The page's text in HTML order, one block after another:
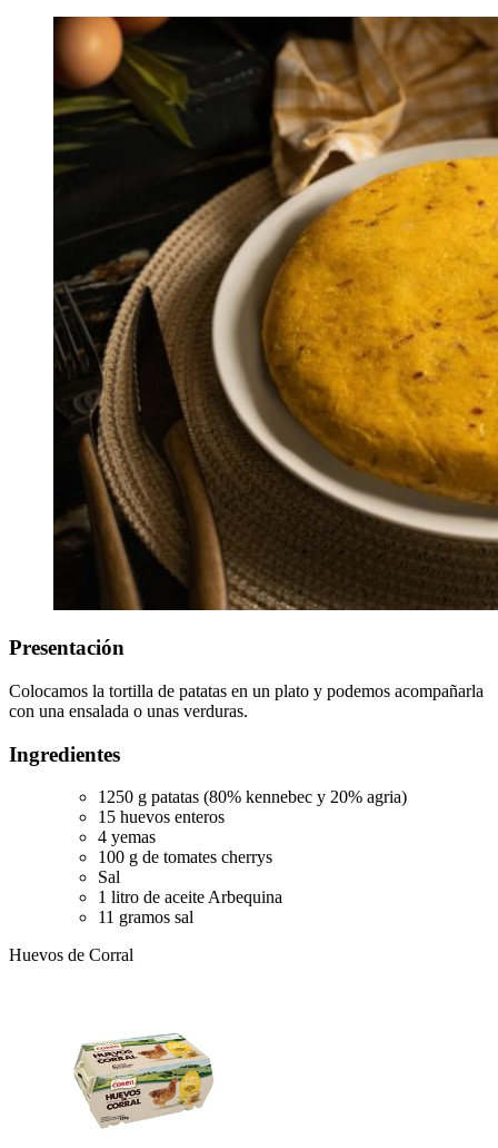
Presentación
Colocamos la tortilla de patatas en un plato y podemos acompañarla
con una ensalada o unas verduras.
Ingredientes
1250 g patatas (80% kennebec y 20% agria)
15 huevos enteros
4 yemas
100 g de tomates cherrys
Sal
1 litro de aceite Arbequina
11 gramos sal
Huevos de Corral